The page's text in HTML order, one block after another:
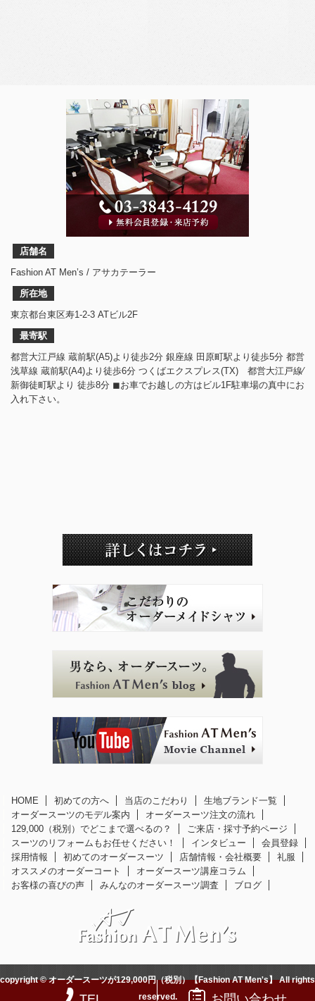
店舗名
Fashion AT Men’s / アサカテーラー
所在地
東京都台東区寿1-2-3 ATビル2F
最寄駅
都営大江戸線 蔵前駅(A5)より徒歩2分 銀座線 田原町駅より徒歩5分 都営
浅草線 蔵前駅(A4)より徒歩6分 つくばエクスプレス(TX) 都営大江戸線⁄
新御徒町駅より 徒歩8分 ◼︎お車でお越しの方はビル1F駐車場の真中にお
入れ下さい。
HOME 初めての方へ 当店のこだわり
生地ブランド一覧
オーダースーツのモデル案内
オーダースーツ注文の流れ
129,000（税別）でどこまで選べるの？
ご来店・採寸予約ページ
スーツのリフォームもお任せください！
インタビュー
会員登録
採用情報
初めてのオーダースーツ 店舗情報・会社概要
礼服
オススメのオーダーコート
オーダースーツ講座コラム
お客様の喜びの声
みんなのオーダースーツ調査 ブログ
copyright © オーダースーツが129,000円（税別）【Fashion AT Men's】 All rights
reserved.